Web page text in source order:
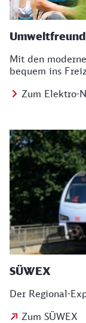
Mit den
bequem ins
Zum Elektro-
SÜWEX
Der Regional-
Zum SÜWEX